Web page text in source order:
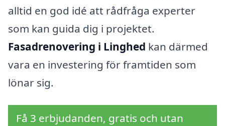
alltid en god idé att rådfråga experter
som kan guida dig i projektet.
Fasadrenovering i Linghed kan därmed
vara en investering för framtiden som
lönar sig.
Få 3 erbjudanden, gratis och utan